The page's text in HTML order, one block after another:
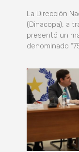
La Dirección
(Dinacopa), a
presentó un
denominado